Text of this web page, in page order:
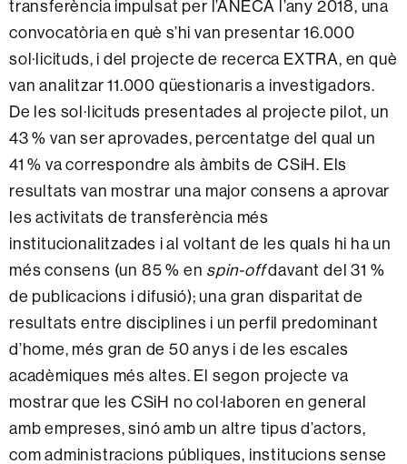
transferència impulsat per l’ANECA l’any 2018, una
convocatòria en què s’hi van presentar 16.000
sol·licituds, i del projecte de recerca EXTRA, en què
van analitzar 11.000 qüestionaris a investigadors.
De les sol·licituds presentades al projecte pilot, un
43 % van ser aprovades, percentatge del qual un
41 % va correspondre als àmbits de CSiH. Els
resultats van mostrar una major consens a aprovar
les activitats de transferència més
institucionalitzades i al voltant de les quals hi ha un
més consens (un 85 % en spin-offdavant del 31 %
de publicacions i difusió); una gran disparitat de
resultats entre disciplines i un perfil predominant
d’home, més gran de 50 anys i de les escales
acadèmiques més altes. El segon projecte va
mostrar que les CSiH no col·laboren en general
amb empreses, sinó amb un altre tipus d’actors,
com administracions públiques, institucions sense